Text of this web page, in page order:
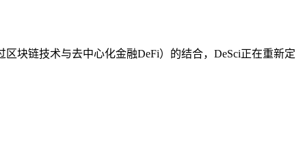
块链技术与去中心化金融DeFi）的结合，DeSci正在重新定